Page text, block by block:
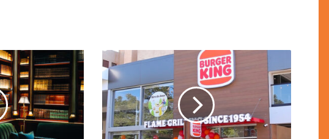
Burger
King
inaugure
son
premier
restaurant
à